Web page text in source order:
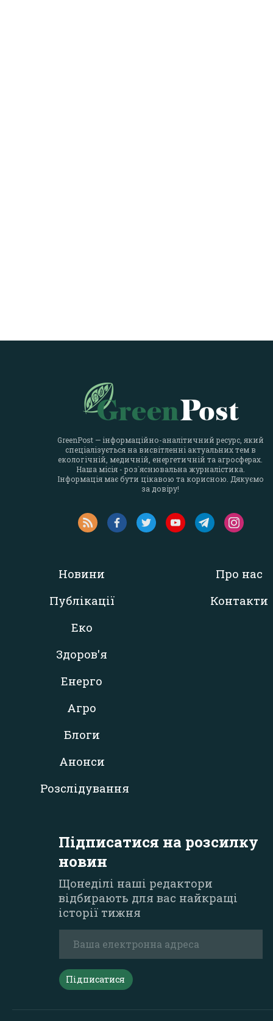
GreenPost — інформаційно-аналітичний ресурс, який
спеціалізується на висвітленні актуальних тем в
екологічній, медичній, енергетичній та агросферах.
Наша місія - роз`яснювальна журналістика.
Інформація має бути цікавою та корисною. Дякуємо
за довіру!
Новини
Публікації
Еко
Здоров'я
Енерго
Агро
Блоги
Анонси
Розслідування
Про нас
Контакти
Підписатися на розсилку
новин
Щонеділі наші редактори
відбирають для вас найкращі
історії тижня
Підписатися